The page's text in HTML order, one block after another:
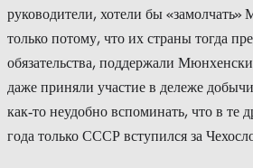
руководители, хотели бы
только потому, что их страны тогда
обязательства, поддержали
даже приняли участие в дележе
как‑то неудобно вспоминать, что в
года только СССР вступился за